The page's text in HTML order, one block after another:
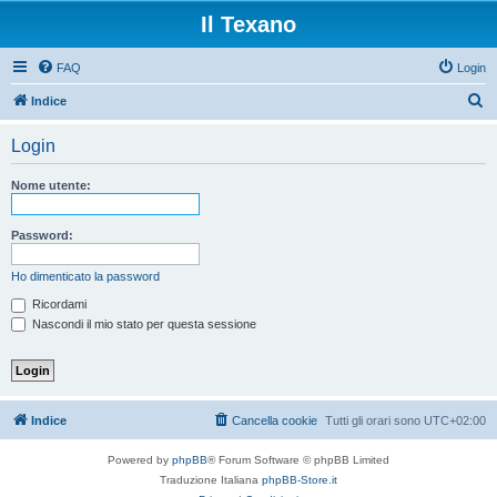
Il Texano
FAQ Login
Indice
Login
Nome utente:
Password:
Ho dimenticato la password
Ricordami
Nascondi il mio stato per questa sessione
Indice Tutti gli orari sono UTC+02:00
Cancella cookie
Powered by phpBB® Forum Software © phpBB Limited
Traduzione Italiana phpBB-Store.it